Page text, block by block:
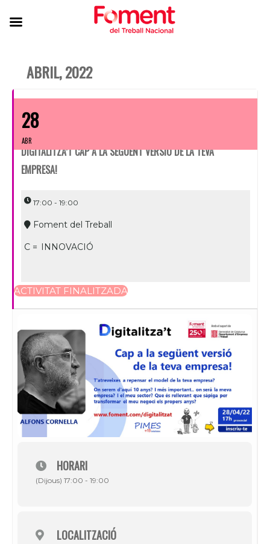
ABRIL, 2022
28
ABR
DIGITALITZA’T CAP A LA SEGÜENT VERSIÓ DE LA TEVA
EMPRESA!
17:00 - 19:00
Foment del Treball
C = INNOVACIÓ
ACTIVITAT FINALITZADA
HORARI
(Dijous) 17:00 - 19:00
LOCALITZACIÓ